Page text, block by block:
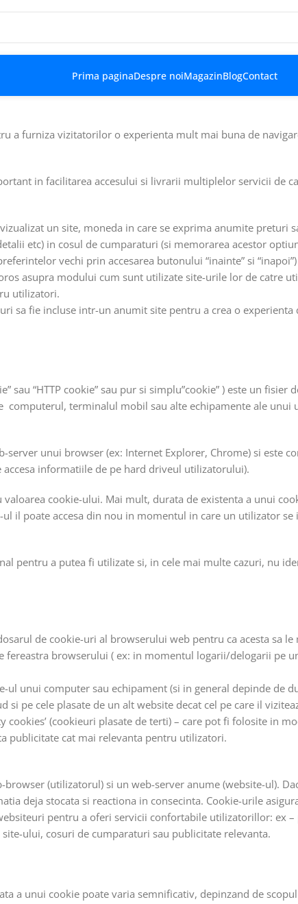
Prima paginaDespre noiMagazinBlogContact
a furniza vizitatorilor o experienta mult mai buna de
in facilitarea accesului si livrarii multiplelor servicii de
un site, moneda in care se exprima anumite preturi
etc) in cosul de cumparaturi (si memorarea acestor
vechi prin accesarea butonului “inainte” si “inapoi”)
asupra modului cum sunt utilizate site-urile lor de catre
utilizatori.
sa fie incluse intr-un anumit site pentru a crea o experienta
sau “HTTP cookie” sau pur si simplu”cookie” ) este un fisier
terminalul mobil sau alte echipamente ale unui
unui browser (ex: Internet Explorer, Chrome) si este
informatiile de pe hard driveul utilizatorului).
cookie-ului. Mai mult, durata de existenta a unui
il poate accesa din nou in momentul in care un utilizator se
pentru a putea fi utilizate si, in cele mai multe cazuri, nu
de cookie-uri al browserului web pentru ca acesta sa le
fereastra browserului ( ex: in momentul logarii/delogarii pe
ul unui computer sau echipament (si in general depinde de
pe cele plasate de un alt website decat cel pe care il
cookies’ (cookieuri plasate de terti) – care pot fi folosite in
publicitate cat mai relevanta pentru utilizatori.
(utilizatorul) si un web-server anume (website-ul).
deja stocata si reactiona in consecinta. Cookie-urile
pentru a oferi servicii confortabile utilizatorillor: ex
ului, cosuri de cumparaturi sau publicitate relevanta.
a unui cookie poate varia semnificativ, depinzand de